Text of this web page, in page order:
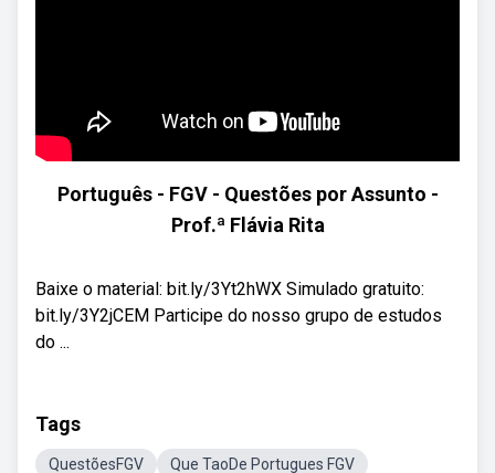
Português - FGV - Questões por Assunto -
Prof.ª Flávia Rita
Baixe o material: bit.ly/3Yt2hWX Simulado gratuito:
bit.ly/3Y2jCEM Participe do nosso grupo de estudos
do ...
Tags
QuestõesFGV Que TaoDe Portugues FGV